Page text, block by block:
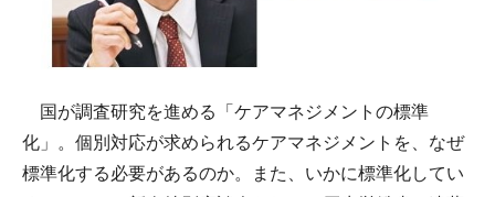
国が調査研究を進める「ケアマネジメントの標準
化」。個別対応が求められるケアマネジメントを、なぜ
標準化する必要があるのか。また、いかに標準化してい